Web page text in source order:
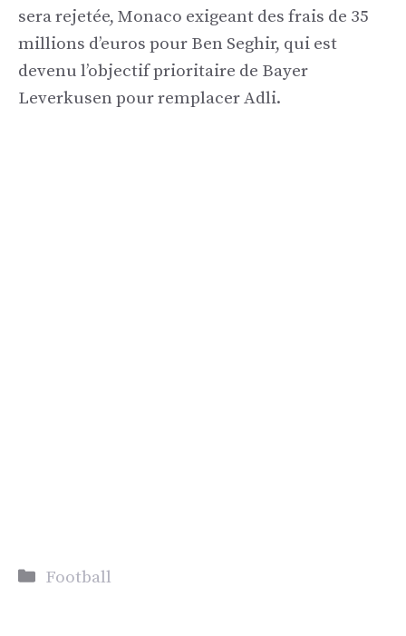
sera rejetée, Monaco exigeant des frais de 35
millions d’euros pour Ben Seghir, qui est
devenu l’objectif prioritaire de Bayer
Leverkusen pour remplacer Adli.
Catégories
Football